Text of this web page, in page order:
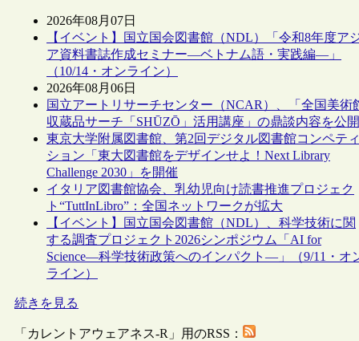
2026年08月07日
【イベント】国立国会図書館（NDL）「令和8年度ア
ア資料書誌作成セミナー―ベトナム語・実践編―」
（10/14・オンライン）
2026年08月06日
国立アートリサーチセンター（NCAR）、「全国美術
収蔵品サーチ「SHŪZŌ」活用講座」の鼎談内容を公開
東京大学附属図書館、第2回デジタル図書館コンペティ
ション「東大図書館をデザインせよ！Next Library
Challenge 2030」を開催
イタリア図書館協会、乳幼児向け読書推進プロジェク
ト“TuttInLibro”：全国ネットワークが拡大
【イベント】国立国会図書館（NDL）、科学技術に関
する調査プロジェクト2026シンポジウム「AI for
Science―科学技術政策へのインパクト―」（9/11・オ
ライン）
続きを見る
「カレントアウェアネス-R」用のRSS：